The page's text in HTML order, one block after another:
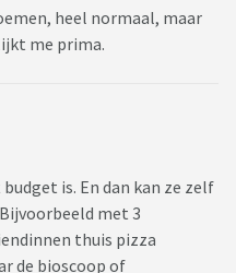
heel normaal, maar
me prima.
is. En dan kan ze zelf
met 3
thuis pizza
de bioscoop of